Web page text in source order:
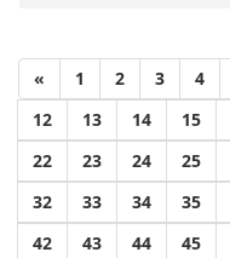
« 1 2 3 4
12
13 14 15
22
23 24 25
32
33 34 35
42
43 44 45